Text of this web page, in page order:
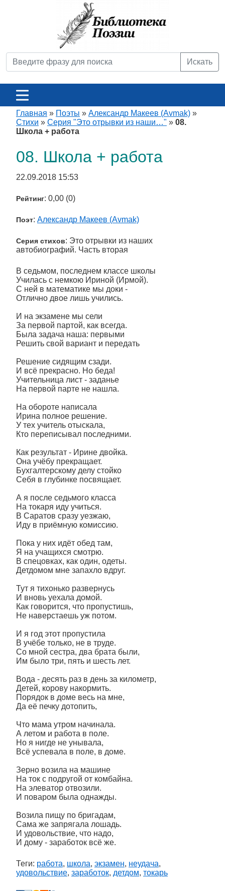
Искать
Главная » Поэты » Александр Макеев (Avmak) »
Стихи » Серия "Это отрывки из наши…" » 08.
Школа + работа
08. Школа + работа
22.09.2018 15:53
Рейтинг: 0,00 (0)
Поэт: Александр Макеев (Avmak)
Серия стихов: Это отрывки из наших
автобиографий. Часть вторая
В седьмом, последнем классе школы
Училась с немкою Ириной (Ирмой).
С ней в математике мы доки -
Отлично двое лишь учились.
И на экзамене мы сели
За первой партой, как всегда.
Была задача наша: первыми
Решить свой вариант и передать
Решение сидящим сзади.
И всё прекрасно. Но беда!
Учительница лист - заданье
На первой парте не нашла.
На обороте написала
Ирина полное решение.
У тех учитель отыскала,
Кто переписывал последними.
Как результат - Ирине двойка.
Она учёбу прекращает.
Бухгалтерскому делу стойко
Себя в глубинке посвящает.
А я после седьмого класса
На токаря иду учиться.
В Саратов сразу уезжаю,
Иду в приёмную комиссию.
Пока у них идёт обед там,
Я на учащихся смотрю.
В спецовках, как один, одеты.
Детдомом мне запахло вдруг.
Тут я тихонько развернусь
И вновь уехала домой.
Как говорится, что пропустишь,
Не наверстаешь уж потом.
И я год этот пропустила
В учёбе только, не в труде.
Со мной сестра, два брата были,
Им было три, пять и шесть лет.
Вода - десять раз в день за километр,
Детей, корову накормить.
Порядок в доме весь на мне,
Да её печку дотопить,
Что мама утром начинала.
А летом и работа в поле.
Но я нигде не унывала,
Всё успевала в поле, в доме.
Зерно возила на машине
На ток с подругой от комбайна.
На элеватор отвозили.
И поваром была однажды.
Возила пищу по бригадам,
Сама же запрягала лошадь.
И удовольствие, что надо,
И дому - заработок всё же.
Теги: работа, школа, экзамен, неудача,
удовольствие, заработок, детдом, токарь